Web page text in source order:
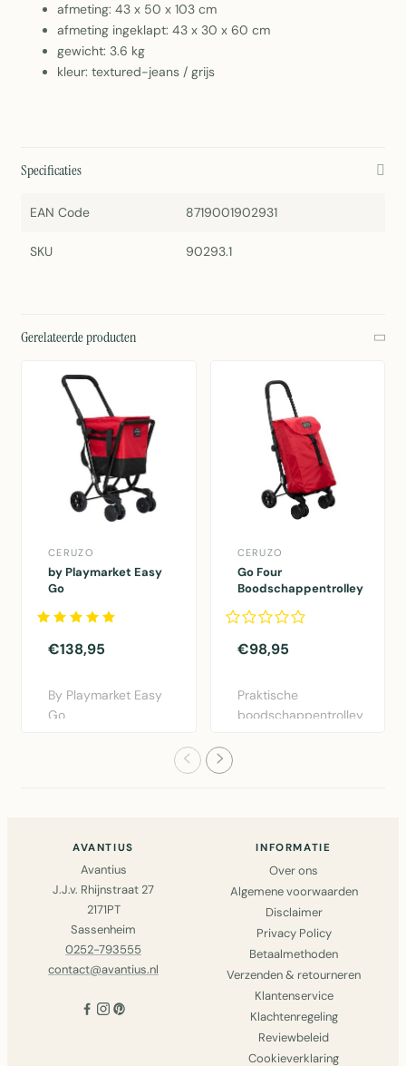
afmeting: 43 x 50 x 103 cm
afmeting ingeklapt: 43 x 30 x 60 cm
gewicht: 3.6 kg
kleur: textured-jeans / grijs
Specificaties
EAN Code 8719001902931
SKU 90293.1
Gerelateerde producten
CERUZO
by Playmarket Easy
Go
- Zwart-Rood
€138,95
By Playmarket Easy
Go
CERUZO
Go Four
Boodschappentrolley
by Playmarket
€98,95
Praktische
boodschappentrolley
AVANTIUS
Avantius
J.J.v. Rhijnstraat 27
2171PT
Sassenheim
0252-793555
contact@avantius.nl
INFORMATIE
Over ons
Algemene voorwaarden
Disclaimer
Privacy Policy
Betaalmethoden
Verzenden & retourneren
Klantenservice
Klachtenregeling
Reviewbeleid
Cookieverklaring